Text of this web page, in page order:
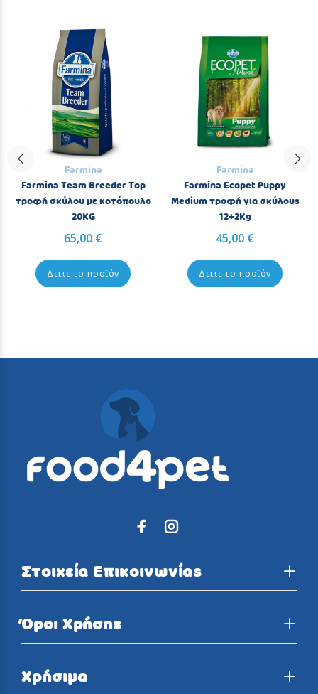
Farmina
Farmina Team Breeder Top
τροφή σκύλου με κοτόπουλο
20KG
65,00 €
Δειτε το προϊόν
Farmina
Farmina Ecopet Puppy
Medium τροφή για σκύλους
12+2Kg
45,00 €
Δειτε το προϊόν
Στοιχεία Επικοινωνίας
Όροι Χρήσης
Χρήσιμα